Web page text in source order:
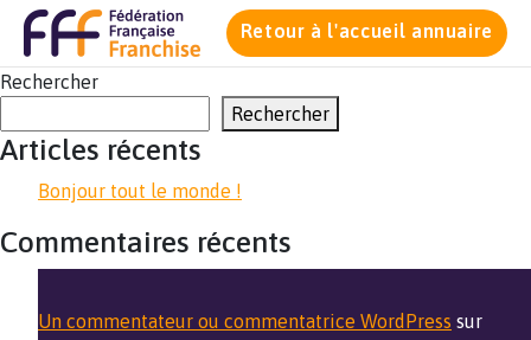
Retour à l'accueil annuaire
Rechercher
Rechercher
Articles récents
Bonjour tout le monde !
Commentaires récents
Un commentateur ou commentatrice WordPress sur